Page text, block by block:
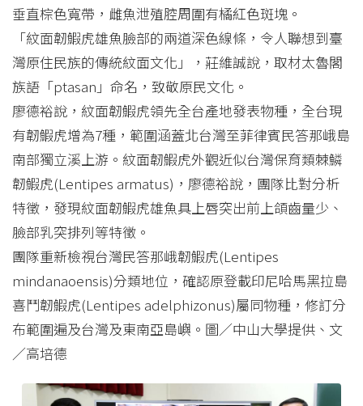
垂直棕色寬帶，雌魚泄殖腔周圍有橘紅色斑塊。
「紋面韌鰕虎雄魚臉部的兩道深色線條，令人聯想到臺
灣原住民族的傳統紋面文化」，莊維誠說，取材太魯閣
族語「ptasan」命名，致敬原民文化。
廖德裕說，紋面韌鰕虎領先全台產地發表物種，全台現
有韌鰕虎增為7種，範圍涵蓋北台灣至菲律賓民答那峨島
南部獨立溪上游。紋面韌鰕虎外觀近似台灣保育類棘鱗
韌鰕虎(Lentipes armatus)，廖德裕說，團隊比對分析
特徵，發現紋面韌鰕虎雄魚具上唇突出前上頜齒量少、
臉部乳突排列等特徵。
團隊重新檢視台灣民答那峨韌鰕虎(Lentipes
mindanaoensis)分類地位，確認原登載印尼哈馬黑拉島
喜鬥韌鰕虎(Lentipes adelphizonus)屬同物種，修訂分
布範圍遍及台灣及東南亞島嶼。圖／中山大學提供、文
／高培德